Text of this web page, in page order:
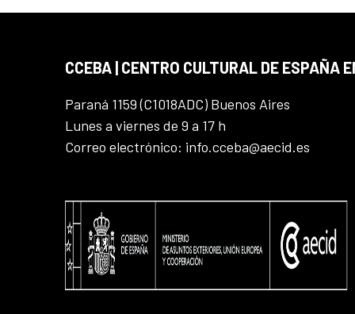
CCEBA | CENTRO CULTURAL DE ESPAÑA
Paraná 1159 (C1018ADC) Buenos Aires
Lunes a viernes de 9 a 17 h
Correo electrónico: info.cceba@aecid.es